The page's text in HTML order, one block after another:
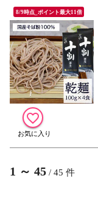
8/9時点_ポイント最大11倍
1 ～ 45 / 45 件